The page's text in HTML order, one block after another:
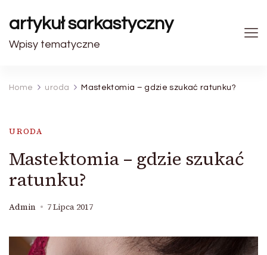
artykuł sarkastyczny
Wpisy tematyczne
Home uroda Mastektomia – gdzie szukać ratunku?
URODA
Mastektomia – gdzie szukać
ratunku?
Admin 7 Lipca 2017